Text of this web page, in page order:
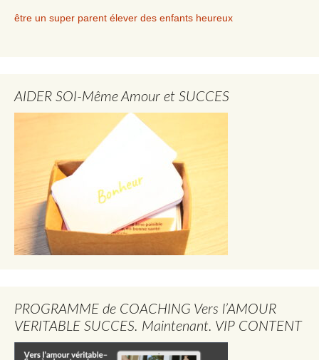
être un super parent élever des enfants heureux
AIDER SOI-Même Amour et SUCCES
PROGRAMME de COACHING Vers l’AMOUR
VERITABLE SUCCES. Maintenant. VIP CONTENT